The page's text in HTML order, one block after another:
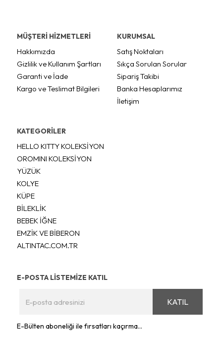
MÜŞTERİ HİZMETLERİ
Hakkımızda
Gizlilik ve Kullanım Şartları
Garanti ve İade
Kargo ve Teslimat Bilgileri
KURUMSAL
Satış Noktaları
Sıkça Sorulan Sorular
Sipariş Takibi
Banka Hesaplarımız
İletişim
KATEGORİLER
HELLO KITTY KOLEKSİYON
OROMINI KOLEKSİYON
YÜZÜK
KOLYE
KÜPE
BİLEKLİK
BEBEK İĞNE
EMZİK VE BİBERON
ALTINTAC.COM.TR
E-POSTA LİSTEMİZE KATIL
KATIL
E-Bülten aboneliği ile fırsatları kaçırma...